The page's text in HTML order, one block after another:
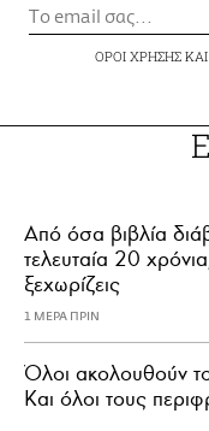
ΟΡΟΙ ΧΡΗΣΗΣΚΑΙ
Από όσα βιβλία
τελευταία 20
ξεχωρίζεις
1 ΜΕΡΑ ΠΡΙΝ
Όλοι ακολουθούν
Και όλοι τους